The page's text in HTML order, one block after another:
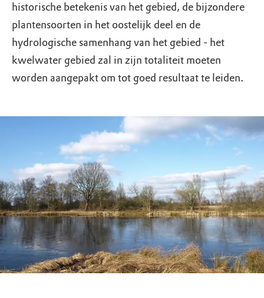
historische betekenis van het gebied, de bijzondere
plantensoorten in het oostelijk deel en de
hydrologische samenhang van het gebied - het
kwelwater gebied zal in zijn totaliteit moeten
worden aangepakt om tot goed resultaat te leiden.